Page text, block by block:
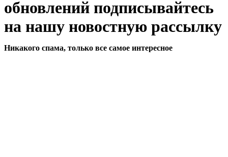
обновлений подписывайтесь
на нашу новостную рассылку
Никакого спама, только все самое интересное